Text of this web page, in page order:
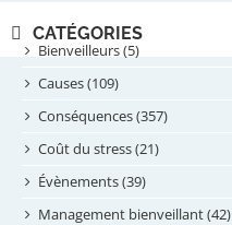
septembre 2024
août 2024
juillet 2024
juin 2024
mai 2024
avril 2024
CATÉGORIES
Bienveilleurs (5)
Causes (109)
Conséquences (357)
Coût du stress (21)
Évènements (39)
Management bienveillant (42)